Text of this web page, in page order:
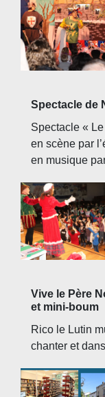
Spectacle de
Spectacle «
en scène par
en musique
Vive le Père
et mini-boum
Rico le Lutin
chanter et